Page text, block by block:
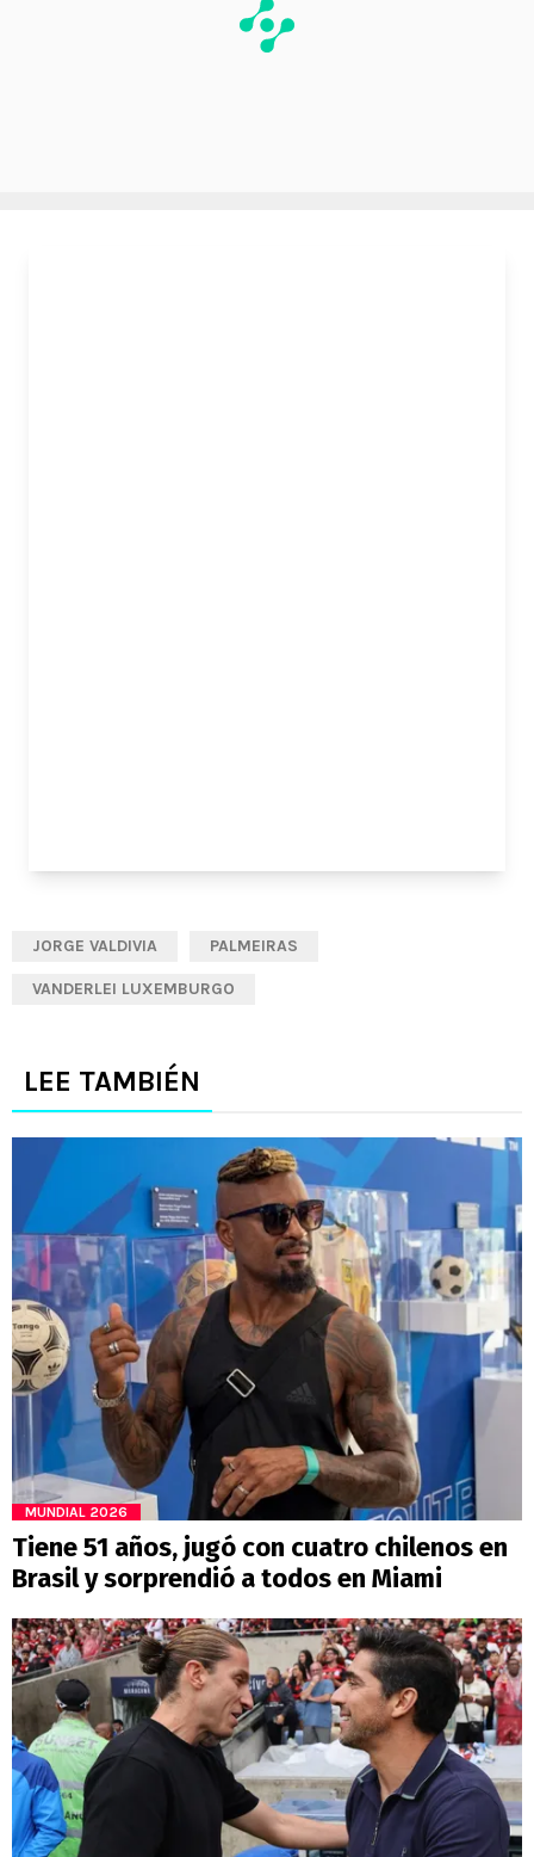
JORGE VALDIVIA PALMEIRAS
VANDERLEI LUXEMBURGO
LEE TAMBIÉN
MUNDIAL 2026
Tiene 51 años, jugó con cuatro chilenos en
Brasil y sorprendió a todos en Miami